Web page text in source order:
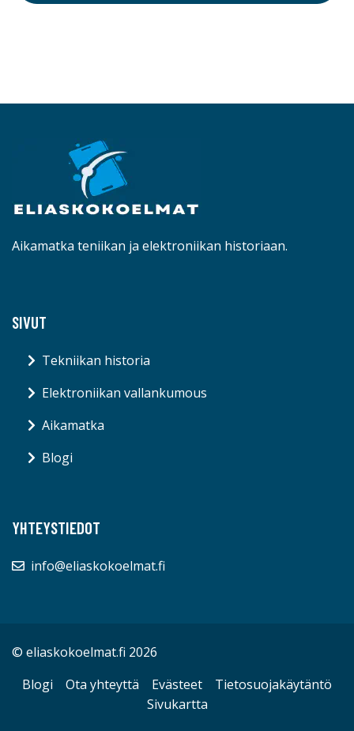
Aikamatka teniikan ja elektroniikan historiaan.
SIVUT
Tekniikan historia
Elektroniikan vallankumous
Aikamatka
Blogi
YHTEYSTIEDOT
info@eliaskokoelmat.fi
© eliaskokoelmat.fi 2026
Blogi
Ota yhteyttä Evästeet
Tietosuojakäytäntö
Sivukartta